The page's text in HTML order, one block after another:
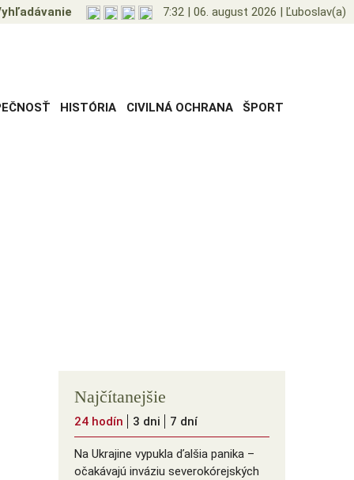
7:32 | 06. august 2026 | Ľuboslav(a)
HISTÓRIA CIVILNÁ OCHRANA ŠPORT
Najčítanejšie
24 hodín 3 dni 7 dní
Na Ukrajine vypukla ďalšia panika –
očakávajú inváziu severokórejských